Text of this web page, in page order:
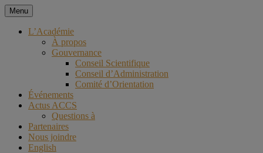
Aller
au
contenu
Académie des Controverses et
de la Communication Sensible
Menu
L’Académie
À propos
Gouvernance
Conseil Scientifique
Conseil d’Administration
Comité d’Orientation
Événements
Actus ACCS
Questions à
Partenaires
Nous joindre
English